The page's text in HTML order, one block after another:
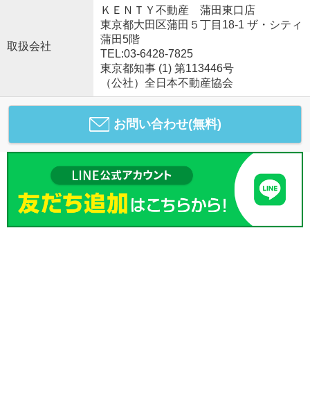
取扱会社
ＫＥＮＴＹ不動産 蒲田東口店
東京都大田区蒲田５丁目18-1 ザ・シティ
蒲田5階
TEL:03-6428-7825
東京都知事 (1) 第113446号
（公社）全日本不動産協会
お問い合わせ(無料)